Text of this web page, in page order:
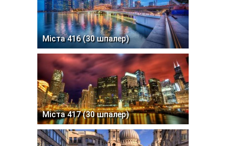
Міста 416 (30 шпалер)
Міста 417 (30 шпалер)